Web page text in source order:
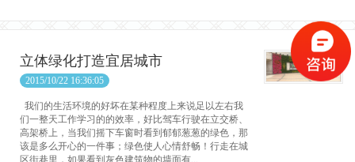
立体绿化打造宜居城市
2015/10/22 16:36:05
我们的生活环境的好坏在某种程度上来说足以左右我
们一整天工作学习的的效率，好比驾车行驶在立交桥、
高架桥上，当我们摇下车窗时看到郁郁葱葱的绿色，那
该是多么开心的一件事；绿色使人心情舒畅！行走在城
区街巷里，如果看到灰色建筑物的墙面有...